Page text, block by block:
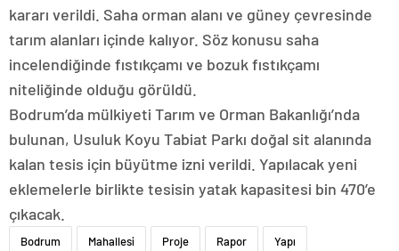
kararı verildi. Saha orman alanı ve güney çevresinde
tarım alanları içinde kalıyor. Söz konusu saha
incelendiğinde fıstıkçamı ve bozuk fıstıkçamı
niteliğinde olduğu görüldü.
Bodrum’da mülkiyeti Tarım ve Orman Bakanlığı’nda
bulunan, Usuluk Koyu Tabiat Parkı doğal sit alanında
kalan tesis için büyütme izni verildi. Yapılacak yeni
eklemelerle birlikte tesisin yatak kapasitesi bin 470’e
çıkacak.
Bodrum Mahallesi Proje Rapor Yapı